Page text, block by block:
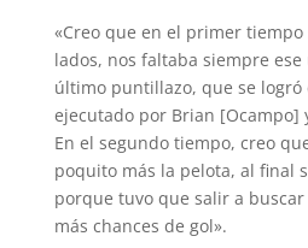
«Creo que en el primer
lados, nos faltaba siempre
último puntillazo, que se logró
ejecutado por Brian [Ocampo]
En el segundo tiempo, creo
poquito más la pelota, al final
porque tuvo que salir a
más chances de gol».